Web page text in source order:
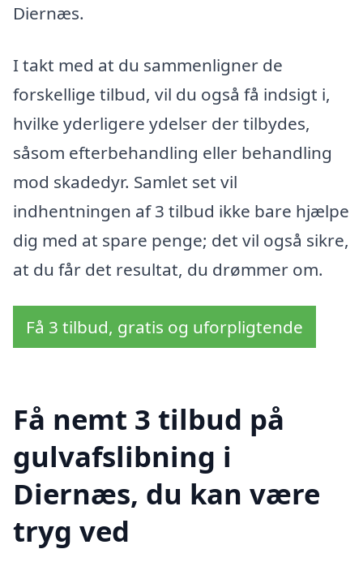
Diernæs.
I takt med at du sammenligner de
forskellige tilbud, vil du også få indsigt i,
hvilke yderligere ydelser der tilbydes,
såsom efterbehandling eller behandling
mod skadedyr. Samlet set vil
indhentningen af 3 tilbud ikke bare hjælpe
dig med at spare penge; det vil også sikre,
at du får det resultat, du drømmer om.
Få 3 tilbud, gratis og uforpligtende
Få nemt 3 tilbud på
gulvafslibning i
Diernæs, du kan være
tryg ved